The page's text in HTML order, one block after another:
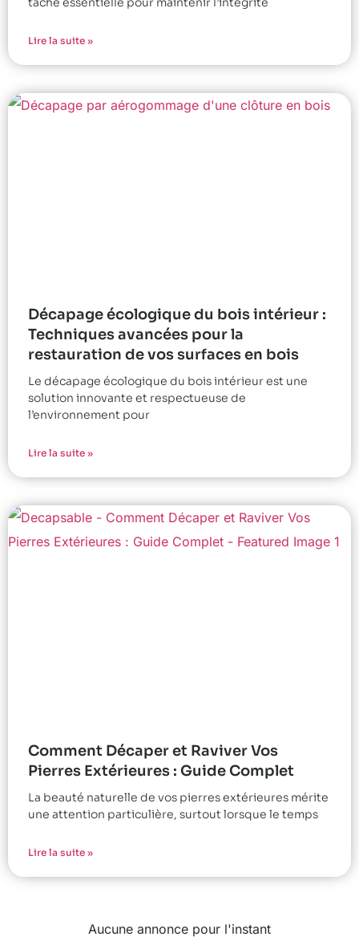
Lire la suite »
Décapage écologique du bois intérieur :
Techniques avancées pour la
restauration de vos surfaces en bois
Le décapage écologique du bois intérieur est une
solution innovante et respectueuse de
l’environnement pour
Lire la suite »
Comment Décaper et Raviver Vos
Pierres Extérieures : Guide Complet
La beauté naturelle de vos pierres extérieures mérite
une attention particulière, surtout lorsque le temps
Lire la suite »
Aucune annonce pour l'instant